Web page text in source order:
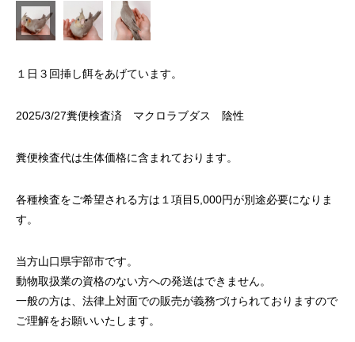
１日３回挿し餌をあげています。
2025/3/27糞便検査済 マクロラブダス 陰性
糞便検査代は生体価格に含まれております。
各種検査をご希望される方は１項目5,000円が別途必要になりま
す。
当方山口県宇部市です。
動物取扱業の資格のない方への発送はできません。
一般の方は、法律上対面での販売が義務づけられておりますので
ご理解をお願いいたします。